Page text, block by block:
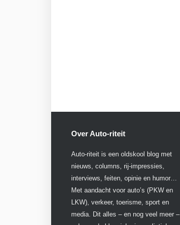
Over Auto-riteit
Auto-riteit is een oldskool blog met
nieuws, columns, rij-impressies,
interviews, feiten, opinie en humor…
Met aandacht voor auto’s (PKW en
LKW), verkeer, toerisme, sport en
media. Dit alles – en nog veel meer –